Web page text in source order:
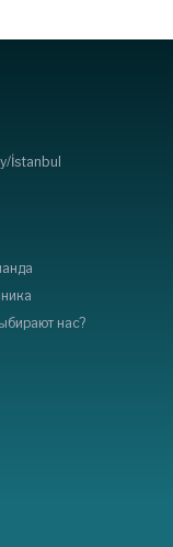
İstanbul
нас?